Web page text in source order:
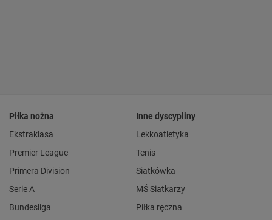
Piłka nożna
Ekstraklasa
Premier League
Primera Division
Serie A
Bundesliga
Inne dyscypliny
Lekkoatletyka
Tenis
Siatkówka
MŚ Siatkarzy
Piłka ręczna